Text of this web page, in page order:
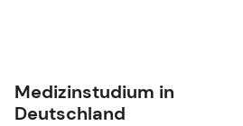
Medizinstudium in
Deutschland